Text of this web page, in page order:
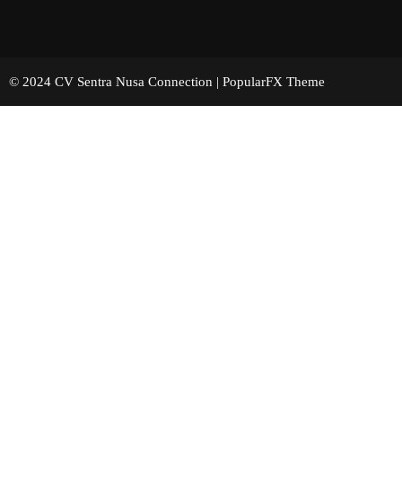
© 2024 CV Sentra Nusa Connection | PopularFX Theme